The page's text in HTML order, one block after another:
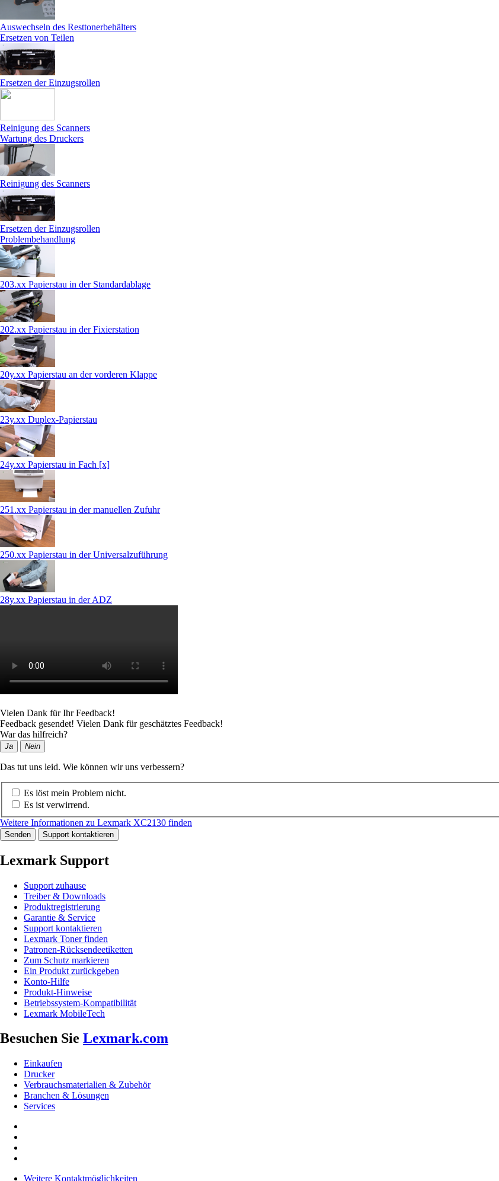
Auswechseln des Resttonerbehälters
Ersetzen von Teilen
Ersetzen der Einzugsrollen
Reinigung des Scanners
Wartung des Druckers
Reinigung des Scanners
Ersetzen der Einzugsrollen
Problembehandlung
203.xx Papierstau in der Standardablage
202.xx Papierstau in der Fixierstation
20y.xx Papierstau an der vorderen Klappe
23y.xx Duplex-Papierstau
24y.xx Papierstau in Fach [x]
251.xx Papierstau in der manuellen Zufuhr
250.xx Papierstau in der Universalzuführung
28y.xx Papierstau in der ADZ
Vielen Dank für Ihr Feedback!
Feedback gesendet! Vielen Dank für geschätztes Feedback!
War das hilfreich?
Ja Nein
Das tut uns leid. Wie können wir uns verbessern?
Es löst mein Problem nicht.
Es ist verwirrend.
Weitere Informationen zu Lexmark XC2130 finden
Senden Support kontaktieren
Lexmark Support
Support zuhause
Treiber & Downloads
Produktregistrierung
Garantie & Service
Support kontaktieren
Lexmark Toner finden
Patronen-Rücksendeetiketten
Zum Schutz markieren
Ein Produkt zurückgeben
Konto-Hilfe
Produkt-Hinweise
Betriebssystem-Kompatibilität
Lexmark MobileTech
Besuchen Sie Lexmark.com
Einkaufen
Drucker
Verbrauchsmaterialien & Zubehör
Branchen & Lösungen
Services
Weitere Kontaktmöglichkeiten